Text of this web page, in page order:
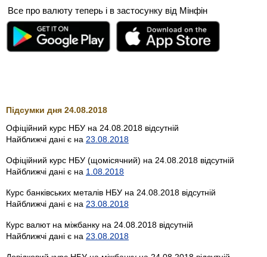
Все про валюту теперь і в застосунку від Мінфін
Підсумки дня 24.08.2018
Офіційний курс НБУ на 24.08.2018 відсутній
Найближчі дані є на 23.08.2018
Офіційний курс НБУ (щомісячний) на 24.08.2018 відсутній
Найближчі дані є на 1.08.2018
Курс банківських металів НБУ на 24.08.2018 відсутній
Найближчі дані є на 23.08.2018
Курс валют на міжбанку на 24.08.2018 відсутній
Найближчі дані є на 23.08.2018